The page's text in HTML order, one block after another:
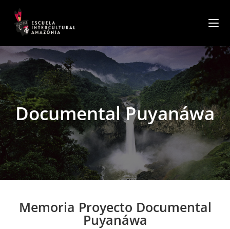
Documental Puyanáwa
Memoria Proyecto Documental
Puyanáwa